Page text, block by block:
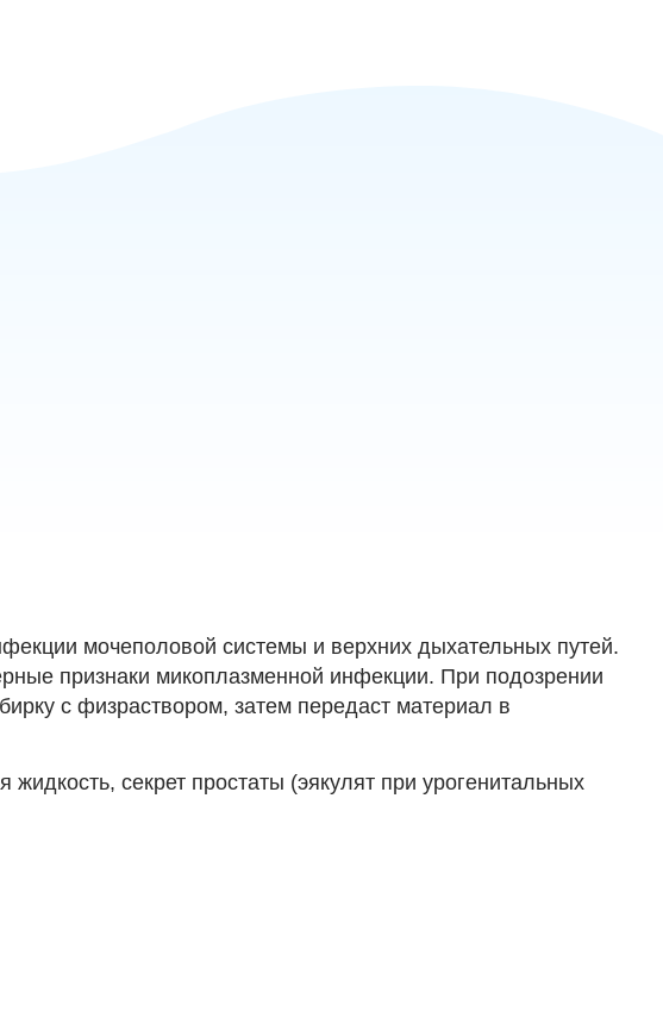
мочеполовой системы и верхних дыхательных путей.
признаки микоплазменной инфекции. При подозрении
с физраствором, затем передаст материал в
секрет простаты (эякулят при урогенитальных